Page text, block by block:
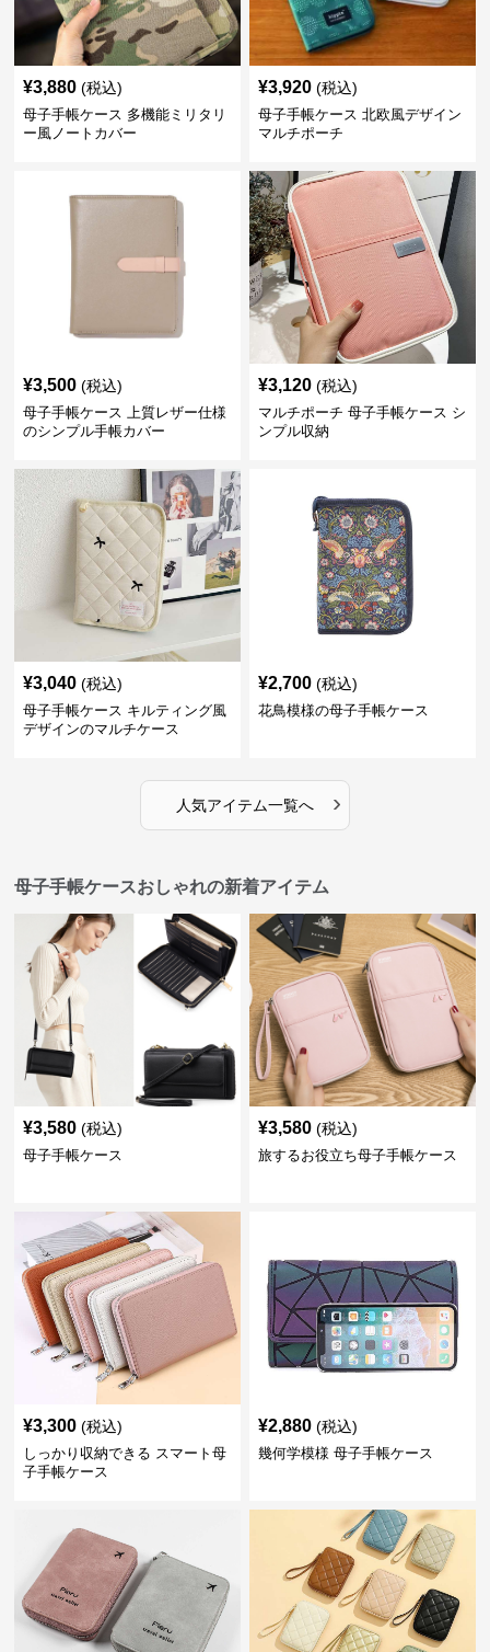
¥3,880 (税込)
母子手帳ケース 多機能ミリタリ
ー風ノートカバー
¥3,920 (税込)
母子手帳ケース 北欧風デザイン
マルチポーチ
¥3,500 (税込)
母子手帳ケース 上質レザー仕様
のシンプル手帳カバー
¥3,120 (税込)
マルチポーチ 母子手帳ケース シ
ンプル収納
¥3,040 (税込)
母子手帳ケース キルティング風
デザインのマルチケース
¥2,700 (税込)
花鳥模様の母子手帳ケース
人気アイテム一覧へ ›
母子手帳ケースおしゃれの新着アイテム
¥3,580 (税込)
母子手帳ケース
¥3,580 (税込)
旅するお役立ち母子手帳ケース
¥3,300 (税込)
しっかり収納できる スマート母
子手帳ケース
¥2,880 (税込)
幾何学模様 母子手帳ケース